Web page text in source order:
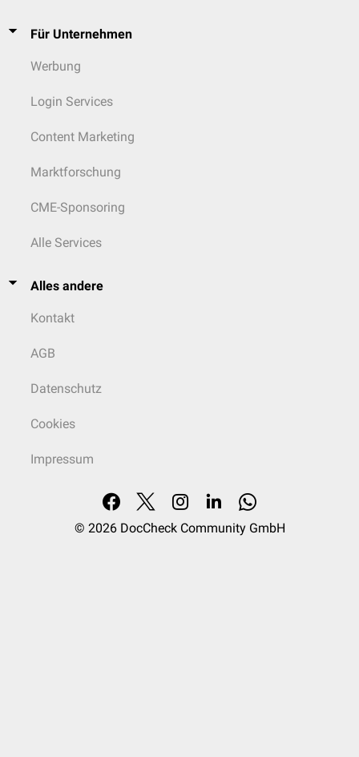
Für Unternehmen
Werbung
Login Services
Content Marketing
Marktforschung
CME-Sponsoring
Alle Services
Alles andere
Kontakt
AGB
Datenschutz
Cookies
Impressum
© 2026 DocCheck Community GmbH